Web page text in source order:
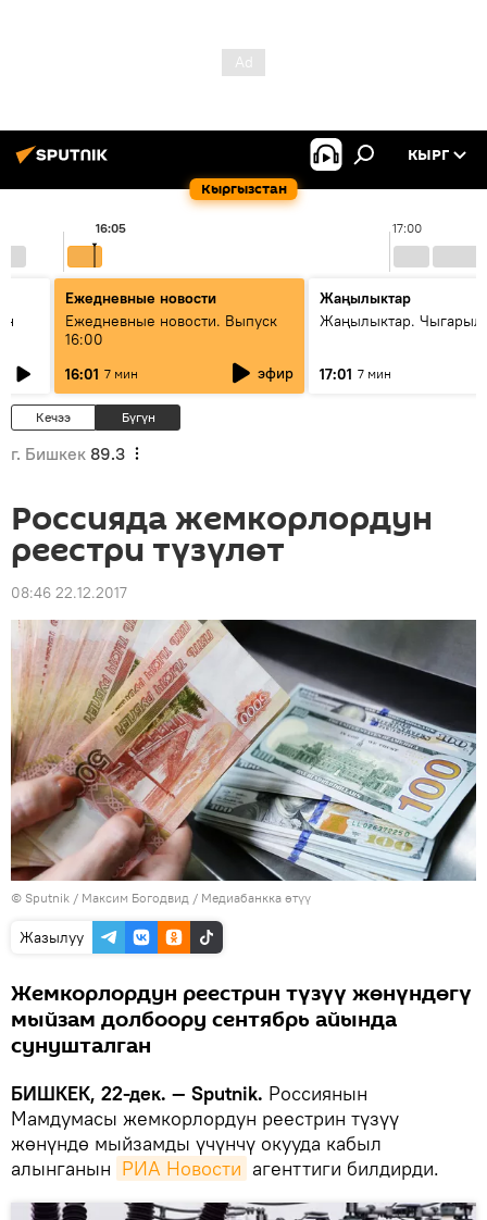
Кыргызстан
КЫРГ
17:00
16:05
Ежедневные новости
Ежедневные новости. Выпуск
16:00
16:01 7 мин эфир
Жаңылыктар
Жаңылыктар.
17:01 7 мин
Кечээ Бүгүн
г. Бишкек 89.3
Россияда жемкорлордун
реестри түзүлөт
08:46 22.12.2017
© Sputnik / Максим Богодвид / Медиабанкка өтүү
Жазылуу
Жемкорлордун реестрин түзүү жөнүндөгү
мыйзам долбоору сентябрь айында
сунушталган
БИШКЕК, 22-дек. — Sputnik. Россиянын
Мамдумасы жемкорлордун реестрин түзүү
жөнүндө мыйзамды үчүнчү окууда кабыл
алынганын РИА Новости агенттиги билдирди.